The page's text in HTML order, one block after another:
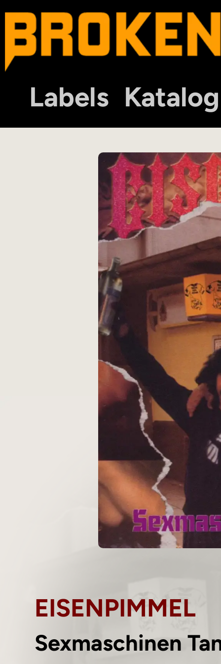
Labels Katalog
EISENPIMMEL
Sexmaschinen